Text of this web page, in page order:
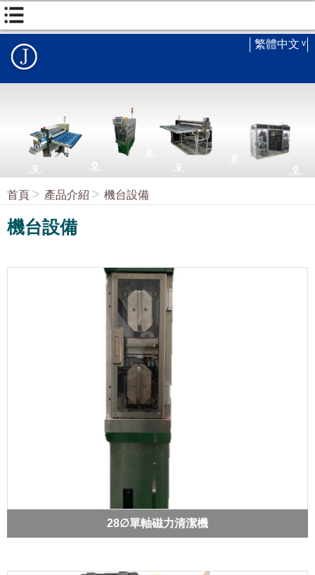
繁體中文
首頁 產品介紹 機台設備
機台設備
28∅單軸磁力清潔機